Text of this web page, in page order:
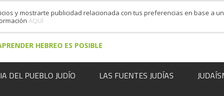
HEBREO ES POSIBLE
DEL PUEBLO JUDÍO LAS FUENTES JUDÍAS
y mostrarte publicidad relacionada con tus preferencias en base a
AQUÍ